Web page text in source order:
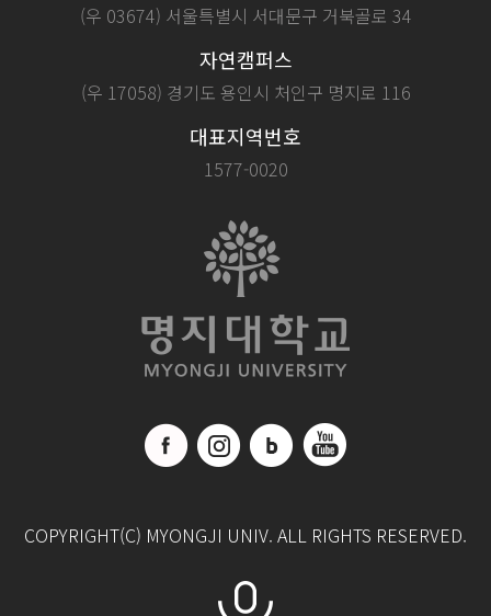
(우 03674) 서울특별시 서대문구 거북골로 34
자연캠퍼스
(우 17058) 경기도 용인시 처인구 명지로 116
대표지역번호
1577-0020
COPYRIGHT(C) MYONGJI UNIV. ALL RIGHTS RESERVED.